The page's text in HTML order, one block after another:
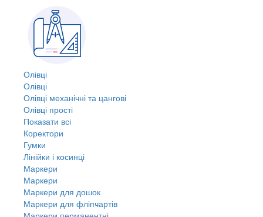
Олівці
Олівці
Олівці механічні та цангові
Олівці прості
Показати всі
Коректори
Гумки
Лінійки і косинці
Маркери
Маркери
Маркери для дошок
Маркери для фліпчартів